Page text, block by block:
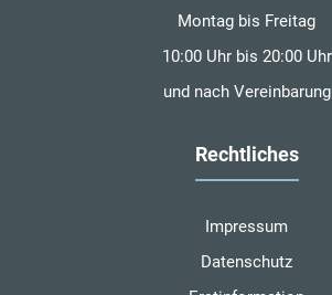
Montag bis Freitag
10:00 Uhr bis 20:00 Uhr
und nach Vereinbarung
Rechtliches
Impressum
Datenschutz